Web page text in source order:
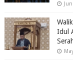
Idul